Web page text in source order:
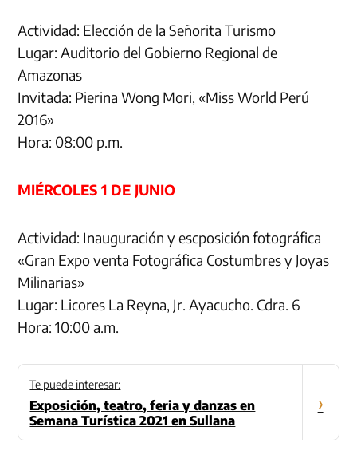
Actividad: Elección de la Señorita Turismo
Lugar: Auditorio del Gobierno Regional de
Amazonas
Invitada: Pierina Wong Mori, «Miss World Perú
2016»
Hora: 08:00 p.m.
MIÉRCOLES 1 DE JUNIO
Actividad: Inauguración y escposición fotográfica
«Gran Expo venta Fotográfica Costumbres y Joyas
Milinarias»
Lugar: Licores La Reyna, Jr. Ayacucho. Cdra. 6
Hora: 10:00 a.m.
Te puede interesar:
Exposición, teatro, feria y danzas en
Semana Turística 2021 en Sullana
›